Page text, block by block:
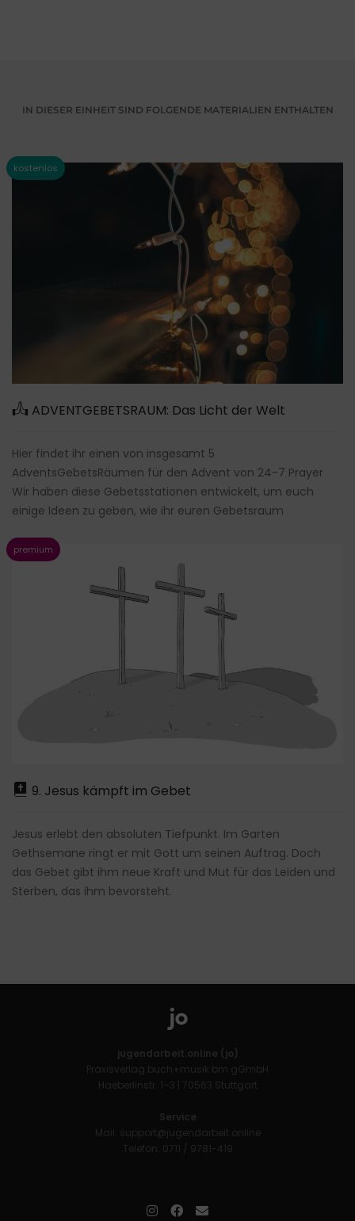
IN DIESER EINHEIT SIND FOLGENDE MATERIALIEN ENTHALTEN
ADVENTGEBETSRAUM: Das Licht der Welt
Hier findet ihr einen von insgesamt 5
AdventsGebetsRäumen für den Advent von 24-7 Prayer
Wir haben diese Gebetsstationen entwickelt, um euch
einige Ideen zu geben, wie ihr euren Gebetsraum
9. Jesus kämpft im Gebet
Jesus erlebt den absoluten Tiefpunkt. Im Garten
Gethsemane ringt er mit Gott um seinen Auftrag. Doch
das Gebet gibt ihm neue Kraft und Mut für das Leiden und
Sterben, das ihm bevorsteht.
jugendarbeit.online (jo)
Praxisverlag buch+musik bm gGmbH
Haeberlinstr. 1–3 | 70563 Stuttgart
Service
Mail: support@jugendarbeit.online
Telefon: 0711 / 9781-419